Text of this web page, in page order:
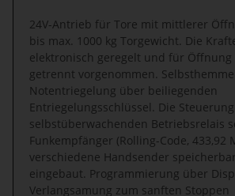
24V-Antrieb für Tore mit mittlerer
bis max. 1000 kg Torgewicht. Die
elektronisch geregelt und für
getrennt vorgenommen.
Notentriegelung über beiliegenden
Entriegelungsschlüssel. Die
selbstüberwachenden Betriebsrelais
Funkempfänger (Rolling-Code, 433,92
verschiedene Handsender
eingebaut. Programmierung über
Verlangsamung zum sanften Stoppen